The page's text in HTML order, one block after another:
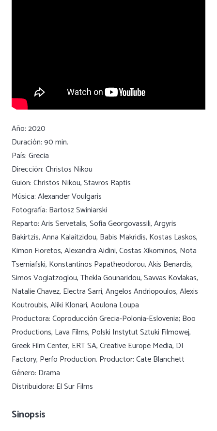
Año: 2020
Duración: 90 min.
País: Grecia
Dirección: Christos Nikou
Guion: Christos Nikou, Stavros Raptis
Música: Alexander Voulgaris
Fotografía: Bartosz Swiniarski
Reparto: Aris Servetalis, Sofia Georgovassili, Argyris
Bakirtzis, Anna Kalaitzidou, Babis Makridis, Kostas Laskos,
Kimon Fioretos, Alexandra Aidini, Costas Xikominos, Nota
Tserniafski, Konstantinos Papatheodorou, Akis Benardis,
Simos Vogiatzoglou, Thekla Gounaridou, Savvas Kovlakas,
Natalie Chavez, Electra Sarri, Angelos Andriopoulos, Alexis
Koutroubis, Aliki Klonari, Aoulona Loupa
Productora: Coproducción Grecia-Polonia-Eslovenia; Boo
Productions, Lava Films, Polski Instytut Sztuki Filmowej,
Greek Film Center, ERT SA, Creative Europe Media, DI
Factory, Perfo Production. Productor: Cate Blanchett
Género: Drama
Distribuidora: El Sur Films
Sinopsis